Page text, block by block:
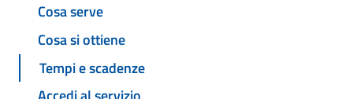
Cosa serve
Cosa si ottiene
Tempi e scadenze